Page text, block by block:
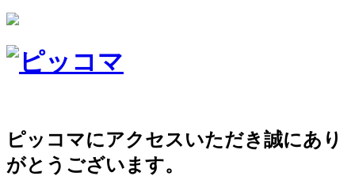
ピッコマにアクセスいただき誠にあり
がとうございます。